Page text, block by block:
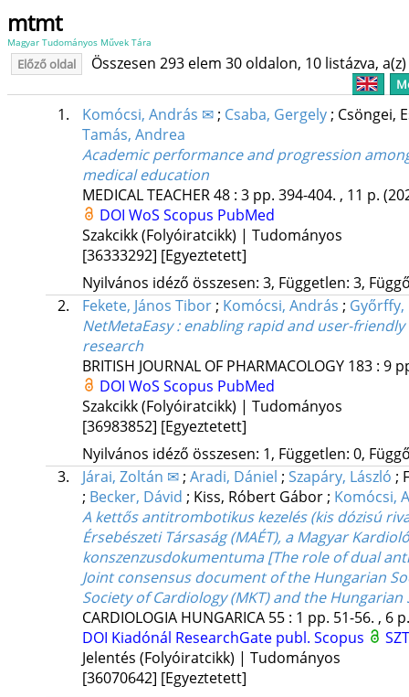
mtmt
Magyar Tudományos Művek Tára
Előző oldal Összesen 293 elem 30 oldalon, 10 listázva,
1. Komócsi, András ✉; Csaba, Gergely; Csöngei,
Tamás, Andrea
Academic performance and progression
medical education
MEDICAL TEACHER48: 3 pp. 394-404. , 11 p.
DOI WoS Scopus PubMed
Szakcikk (Folyóiratcikk) | Tudományos
[36333292] [Egyeztetett]
Nyilvános idéző összesen: 3, Független: 3,
2.
Fekete, János Tibor; Komócsi, András ; Győrffy,
NetMetaEasy : enabling rapid and user-
research
BRITISH JOURNAL OF PHARMACOLOGY 183: 9
DOI WoS Scopus PubMed
Szakcikk (Folyóiratcikk) | Tudományos
[36983852] [Egyeztetett]
Nyilvános idéző összesen: 1, Független: 0,
3.
Járai, Zoltán ✉; Aradi, Dániel ; Szapáry, László ;
; Becker, Dávid ; Kiss, Róbert Gábor; Komócsi,
A kettős antitrombotikus kezelés (kis dózisú
Érsebészeti Társaság (MAÉT), a Magyar
konszenzusdokumentuma [The role of dual
Joint consensus document of the Hungarian
Society of Cardiology (MKT) and the Hungarian
CARDIOLOGIA HUNGARICA 55: 1 pp. 51-56. , 6
DOI Kiadónál ResearchGate publ. Scopus
Jelentés (Folyóiratcikk) | Tudományos
[36070642] [Egyeztetett]